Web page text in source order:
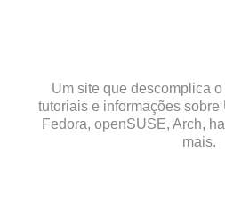
Um site que descomplica
tutoriais e informações sobre
Fedora, openSUSE, Arch,
mais.